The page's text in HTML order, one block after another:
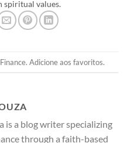
spiritual values.
. Adicione aos favoritos.
is a blog writer specializing
through a faith-based